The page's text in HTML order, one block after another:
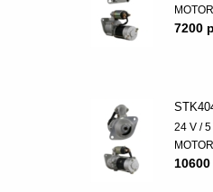
7200
24 V /